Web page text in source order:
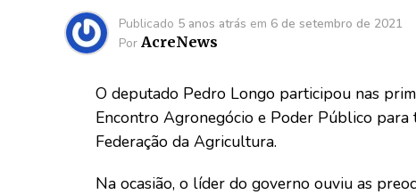
Publicado 5 anos atrás em 6 de setembro de 2021
Por AcreNews
O deputado Pedro Longo participou nas
Encontro Agronegócio e Poder Público
Federação da Agricultura.
Na ocasião, o líder do governo ouviu as